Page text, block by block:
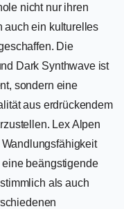
nicht nur ihren
auch ein kulturelles
Die
Dark Synthwave ist
sondern eine
aus erdrückendem
Lex Alpen
beängstigende
als auch